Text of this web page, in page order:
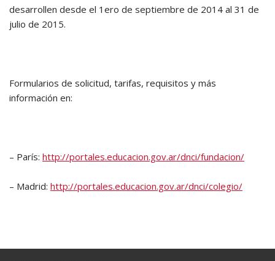
desarrollen desde el 1ero de septiembre de 2014 al 31 de
julio de 2015.
Formularios de solicitud, tarifas, requisitos y más
información en:
– París: http://portales.educacion.gov.ar/dnci/fundacion/
– Madrid: http://portales.educacion.gov.ar/dnci/colegio/